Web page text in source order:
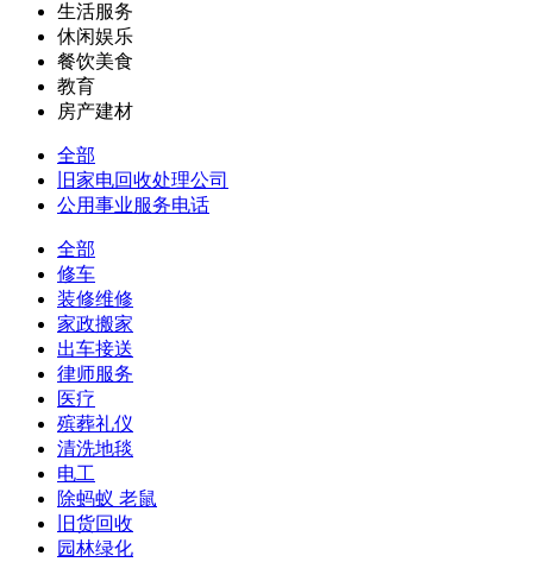
生活服务
休闲娱乐
餐饮美食
教育
房产建材
全部
旧家电回收处理公司
公用事业服务电话
全部
修车
装修维修
家政搬家
出车接送
律师服务
医疗
殡葬礼仪
清洗地毯
电工
除蚂蚁 老鼠
旧货回收
园林绿化